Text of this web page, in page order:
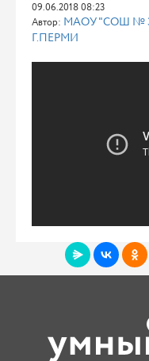
09.06.2018 08:23
Автор: МАОУ "СОШ №
Г.ПЕРМИ